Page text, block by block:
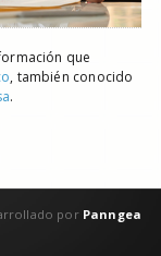
que
, también conocido
.
porPanngea